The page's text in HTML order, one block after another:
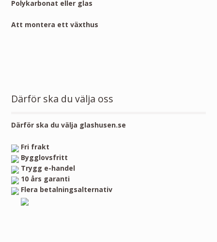
Polykarbonat eller glas
Att montera ett växthus
Därför ska du välja oss
Därför ska du välja glashusen.se
Fri frakt
Bygglovsfritt
Trygg e-handel
10 års garanti
Flera betalningsalternativ